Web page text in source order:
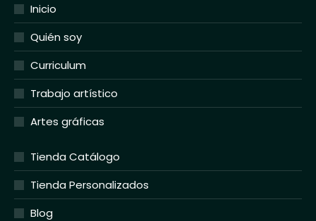
Inicio
Quién soy
Curriculum
Trabajo artístico
Artes gráficas
Tienda Catálogo
Tienda Personalizados
Blog